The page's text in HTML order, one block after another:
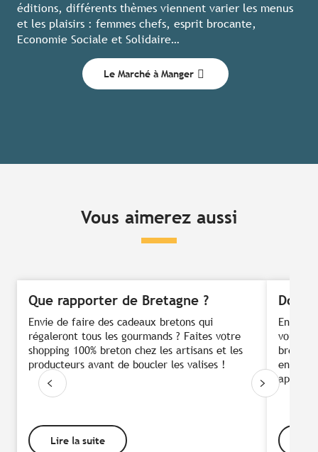
éditions, différents thèmes viennent varier les menus
et les plaisirs : femmes chefs, esprit brocante,
Economie Sociale et Solidaire…
Le Marché à Manger
Vous aimerez aussi
Que rapporter de Bretagne ?
Envie de faire des cadeaux bretons qui
régaleront tous les gourmands ? Faites votre
shopping 100% breton chez les artisans et les
producteurs avant de boucler les valises !
Lire la suite
Envie
vous un